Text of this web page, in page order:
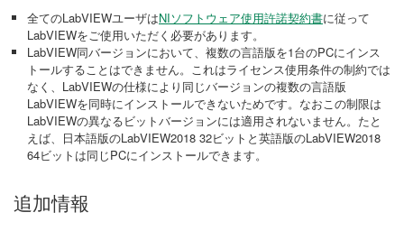
全てのLabVIEWユーザはNIソフトウェア使用許諾契約書に従って
LabVIEWをご使用いただく必要があります。
LabVIEW同バージョンにおいて、複数の言語版を1台のPCにインス
トールすることはできません。これはライセンス使用条件の制約では
なく、LabVIEWの仕様により同じバージョンの複数の言語版
LabVIEWを同時にインストールできないためです。なおこの制限は
LabVIEWの異なるビットバージョンには適用されないません。たと
えば、日本語版のLabVIEW2018 32ビットと英語版のLabVIEW2018
64ビットは同じPCにインストールできます。
追加情報